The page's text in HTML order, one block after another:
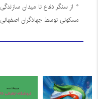
مسکونی توسط جهادگران اصفهانی